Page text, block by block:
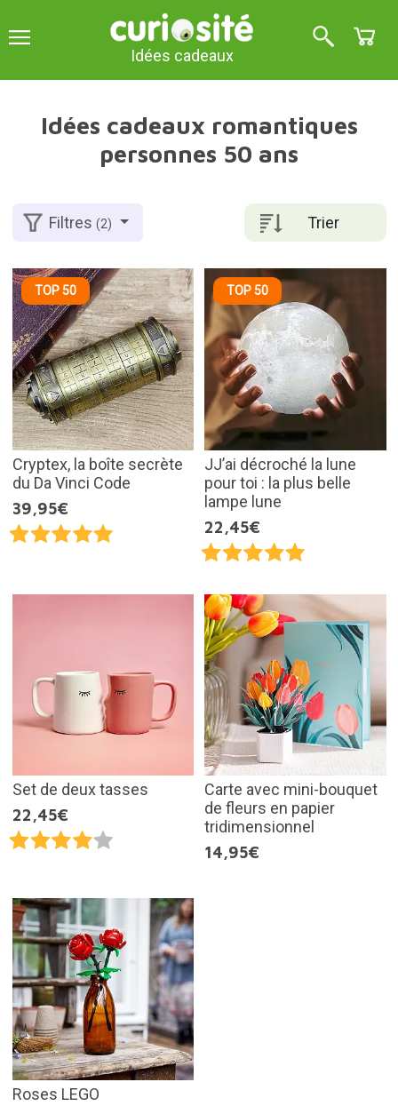
Idées cadeaux
Idées cadeaux romantiques
personnes 50 ans
Trier
Filtres(2)
TOP 50
Cryptex, la boîte secrète
du Da Vinci Code
39,95€
TOP 50
JJ’ai décroché la lune
pour toi : la plus belle
lampe lune
22,45€
Set de deux tasses
22,45€
Carte avec mini-bouquet
de fleurs en papier
tridimensionnel
14,95€
Roses LEGO